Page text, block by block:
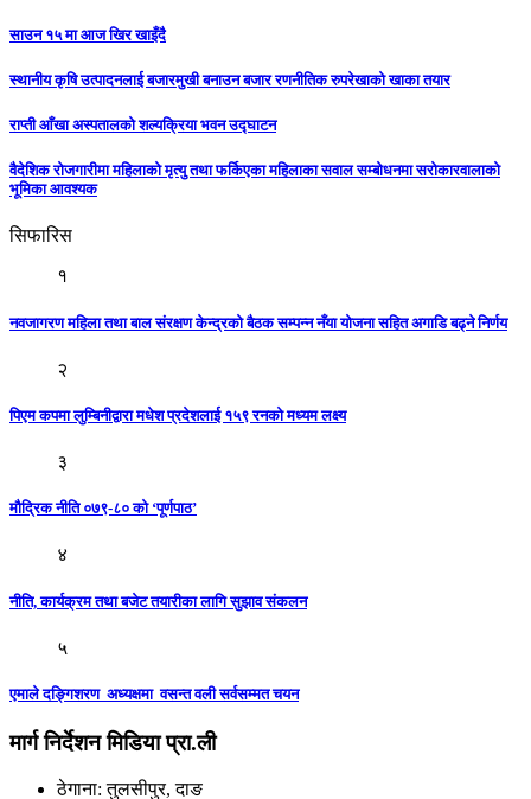
साउन १५ मा आज खिर खाइँदै
स्थानीय कृषि उत्पादनलाई बजारमुखी बनाउन बजार रणनीतिक रुपरेखाको खाका तयार
राप्ती आँखा अस्पतालको शल्यक्रिया भवन उद्घाटन
वैदेशिक रोजगारीमा महिलाको मृत्यु तथा फर्किएका महिलाका सवाल सम्बोधनमा सरोकारवालाको
भूमिका आवश्यक
सिफारिस
१
नवजागरण महिला तथा बाल संरक्षण केन्द्रको बैठक सम्पन्न नँया योजना सहित अगाडि बढ्ने निर्णय
२
पिएम कपमा लुम्बिनीद्वारा मधेश प्रदेशलाई १५९ रनको मध्यम लक्ष्य
३
मौद्रिक नीति ०७९-८० को ‘पूर्णपाठ’
४
नीति, कार्यक्रम तथा बजेट तयारीका लागि सुझाव संकलन
५
एमाले दङ्गिशरण अध्यक्षमा वसन्त वली सर्वसम्मत चयन
मार्ग निर्देशन मिडिया प्रा.ली
ठेगाना: तुलसीपुर, दाङ